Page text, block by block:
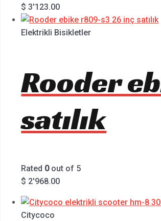
$ 3'123.00
Elektrikli Bisikletler
Rooder
satılık
Rated 0out of 5
$ 2'968.00
Citycoco